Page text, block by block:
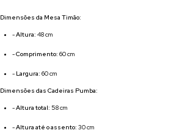
Dimensões da Mesa Timão:
-Altura: 48 cm
-Comprimento: 60 cm
- Largura: 60 cm
Dimensões das Cadeiras Pumba:
-Altura total: 58 cm
-Altura até o assento: 30 cm